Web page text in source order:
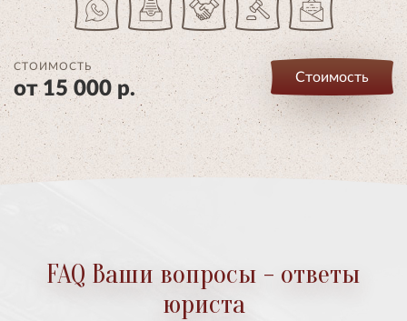
СТОИМОСТЬ
от 15 000 р.
Стоимость
FAQ Ваши вопросы - ответы
юриста